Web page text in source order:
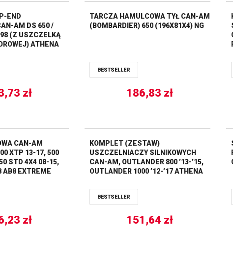
END
AM DS 650 /
(Z USZCZELKĄ
ATHENA
zł
TARCZA HAMULCOWA TYŁ CAN-AM
(BOMBARDIER) 650 (196X81X4) NG
BESTSELLER
186,83 zł
CAN-AM
XTP 13-17, 500
STD 4X4 08-15,
AB8 EXTREME
zł
KOMPLET (ZESTAW)
USZCZELNIACZY SILNIKOWYCH
CAN-AM, OUTLANDER 800 ’13-’15,
OUTLANDER 1000 ’12-’17 ATHENA
BESTSELLER
151,64 zł